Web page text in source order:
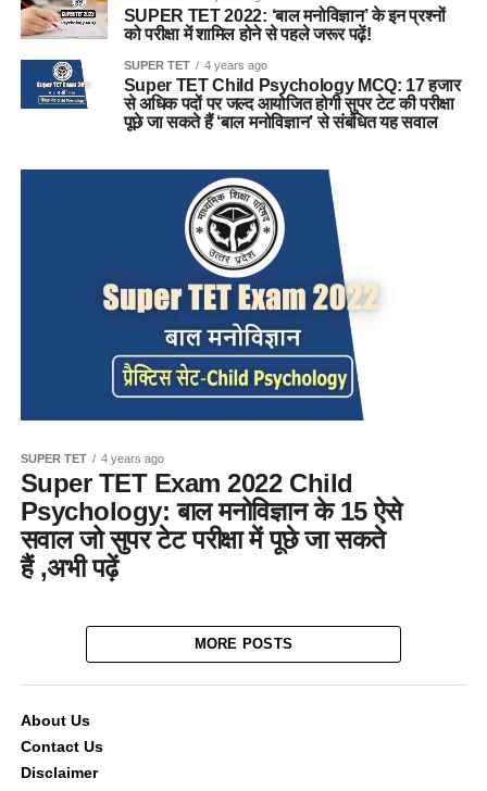
SUPER TET 2022: ‘बाल मनोविज्ञान’ के इन प्रश्नों
को परीक्षा में शामिल होने से पहले जरूर पढ़ें!
SUPER TET 4 years ago
Super TET Child Psychology MCQ: 17 हजार
से अधिक पदों पर जल्द आयोजित होगी सुपर टेट की परीक्षा
पूछे जा सकते हैं ‘बाल मनोविज्ञान’ से संबंधित यह सवाल
SUPER TET 4 years ago
Super TET Exam 2022 Child
Psychology: बाल मनोविज्ञान के 15 ऐसे
सवाल जो सुपर टेट परीक्षा में पूछे जा सकते
हैं ,अभी पढ़ें
MORE POSTS
About Us
Contact Us
Disclaimer